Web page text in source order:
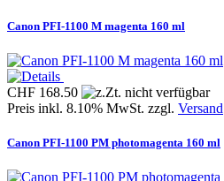
Canon PFI-1100 M magenta 160 ml
CHF 168.50
Preis inkl. 8.10% MwSt. zzgl. Versand
Canon PFI-1100 PM photomagenta 160 ml